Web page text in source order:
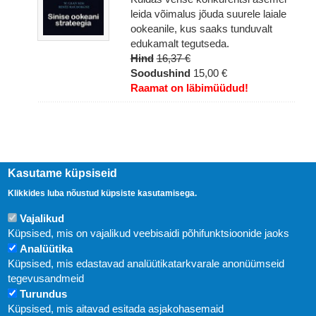
leida võimalus jõuda suurele laiale
ookeanile, kus saaks tunduvalt
edukamalt tegutseda.
Hind 16,37 €
Soodushind 15,00 €
Raamat on läbimüüdud!
Uudised
Kasutame küpsiseid
Klikkides luba nõustud küpsiste kasutamisega.
Vajalikud
Küpsised, mis on vajalikud veebisaidi põhifunktsioonide jaoks
Analüütika
Küpsised, mis edastavad analüütikatarkvarale anonüümseid
tegevusandmeid
Turundus
Küpsised, mis aitavad esitada asjakohasemaid